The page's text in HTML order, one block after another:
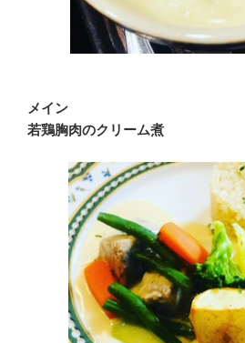
メイン
若鶏胸肉のクリーム煮